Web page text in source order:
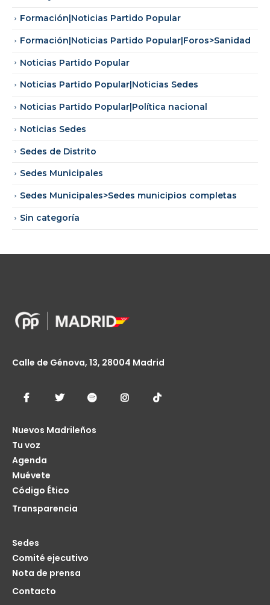
Formación|Noticias Partido Popular
Formación|Noticias Partido Popular|Foros>Sanidad
Noticias Partido Popular
Noticias Partido Popular|Noticias Sedes
Noticias Partido Popular|Política nacional
Noticias Sedes
Sedes de Distrito
Sedes Municipales
Sedes Municipales>Sedes municipios completas
Sin categoría
Calle de Génova, 13, 28004 Madrid
Nuevos Madrileños
Tu voz
Agenda
Muévete
Código Ético
Transparencia
Sedes
Comité ejecutivo
Nota de prensa
Contacto